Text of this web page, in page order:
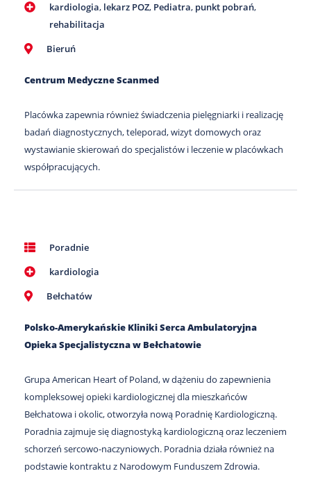
kardiologia, lekarz POZ, Pediatra, punkt pobrań,
rehabilitacja
Bieruń
Centrum Medyczne Scanmed
Placówka zapewnia również świadczenia pielęgniarki i realizację
badań diagnostycznych, teleporad, wizyt domowych oraz
wystawianie skierowań do specjalistów i leczenie w placówkach
współpracujących.
Poradnie
kardiologia
Bełchatów
Polsko-Amerykańskie Kliniki Serca Ambulatoryjna
Opieka Specjalistyczna w Bełchatowie
Grupa American Heart of Poland, w dążeniu do zapewnienia
kompleksowej opieki kardiologicznej dla mieszkańców
Bełchatowa i okolic, otworzyła nową Poradnię Kardiologiczną.
Poradnia zajmuje się diagnostyką kardiologiczną oraz leczeniem
schorzeń sercowo-naczyniowych. Poradnia działa również na
podstawie kontraktu z Narodowym Funduszem Zdrowia.